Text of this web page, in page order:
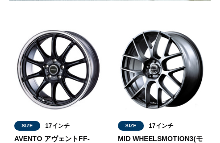
SIZE 17インチ
AVENTO アヴェントFF-
SIZE 17インチ
MID WHEELSMOTION3(モ